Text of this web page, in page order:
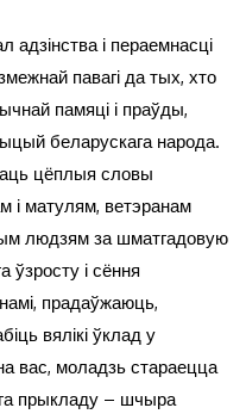
адзінства і пераемнасці
павагі да тых, хто
памяці і праўды,
беларускага народа.
цёплыя словы
і матулям, ветэранам
людзям за шматгадовую
ўзросту і сёння
прадаўжаюць,
вялікі ўклад у
вас, моладзь стараецца
прыкладу – шчыра